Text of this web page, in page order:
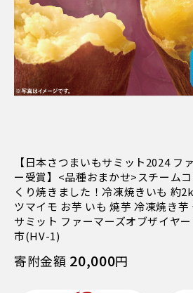
【日本さつまいもサミット2024 フ
ー受賞】<品種おまかせ>スチーム
くり焼きました！冷凍焼きいも 約
ツマイモ お芋 いも 焼芋 冷凍焼き
サミット ファーマーズオブザイヤ
市(HV-1)
寄附金額 20,000円